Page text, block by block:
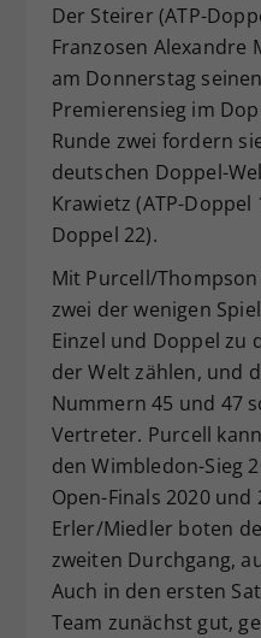
Der Steirer (ATP-
Franzosen Alexandre
am Donnerstag
Premierensieg im
Runde zwei fordern
deutschen Doppel-
Krawietz (ATP-Doppel
Doppel 22).
Mit Purcell/
zwei der wenigen
Einzel und Doppel zu
der Welt zählen, und
Nummern 45 und 47
Vertreter. Purcell
den Wimbledon-Sieg
Open-Finals 2020
Erler/Miedler boten
zweiten Durchgang,
Auch in den ersten
Team zunächst gut,